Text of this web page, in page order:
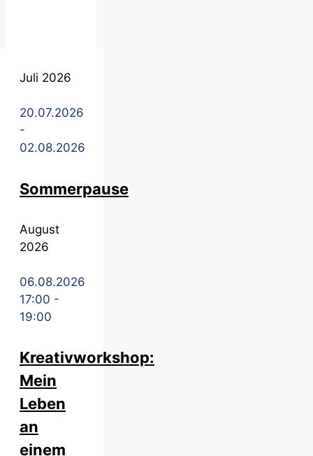
Juli 2026
20.07.2026
-
02.08.2026
Sommerpause
August
2026
06.08.2026
17:00 -
19:00
Kreativworkshop:
Mein
Leben
an
einem